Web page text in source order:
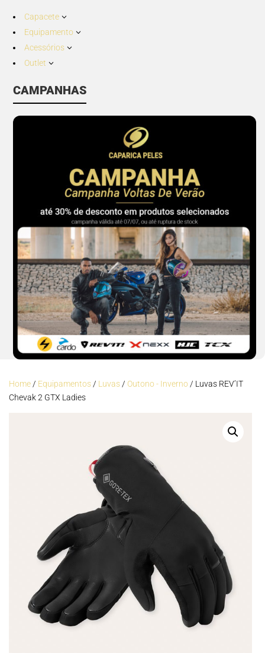
Capacete 3
Equipamento 3
Acessórios 3
Outlet 3
CAMPANHAS
Home/ Equipamentos/ Luvas/ Outono - Inverno / Luvas REV’IT
Chevak 2 GTX Ladies